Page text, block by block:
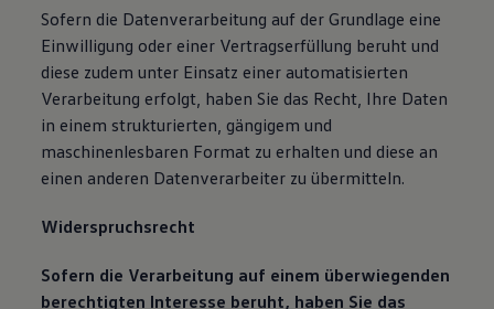
Sofern die Datenverarbeitung auf der Grundlage eine
Einwilligung oder einer Vertragserfüllung beruht und
diese zudem unter Einsatz einer automatisierten
Verarbeitung erfolgt, haben Sie das Recht, Ihre Daten
in einem strukturierten, gängigem und
maschinenlesbaren Format zu erhalten und diese an
einen anderen Datenverarbeiter zu übermitteln.
Widerspruchsrecht
Sofern die Verarbeitung auf einem überwiegenden
berechtigten Interesse beruht, haben Sie das